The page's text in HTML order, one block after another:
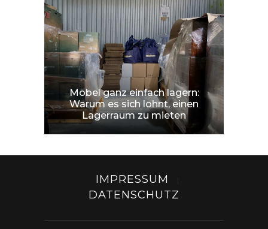
Möbel ganz einfach lagern:
Warum es sich lohnt, einen
Lagerraum zu mieten
IMPRESSUM
DATENSCHUTZ